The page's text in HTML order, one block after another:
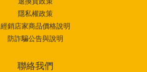
隱私權政策
經銷店家商品價格說明
防詐騙公告與說明
聯絡我們